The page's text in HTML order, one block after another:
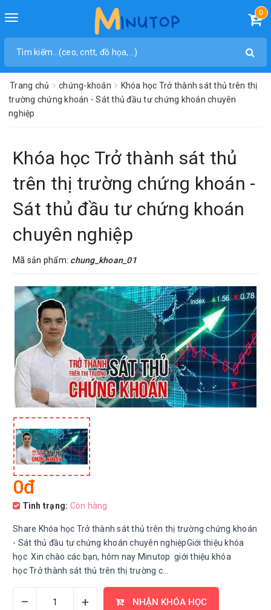
Toggle
0
Trang chủ chứng-khoán
Khóa học Trở thành sát thủ trên thị
trường chứng khoán - Sát thủ đầu tư chứng khoán chuyên
nghiệp
Khóa học Trở thành sát thủ
trên thị trường chứng khoán -
Sát thủ đầu tư chứng khoán
chuyên nghiệp
Mã sản phẩm: chung_khoan_01
0đ
Tình trạng: Còn hàng
Share Khóa học Trở thành sát thủ trên thị trường chứng khoán
- Sát thủ đầu tư chứng khoán chuyên nghiệpGiới thiệu khóa
học Xin chào các bạn, hôm nay Minutop giới thiệu khóa
học Trở thành sát thủ trên thị trường c...
– + NHẬN KHÓA HỌC